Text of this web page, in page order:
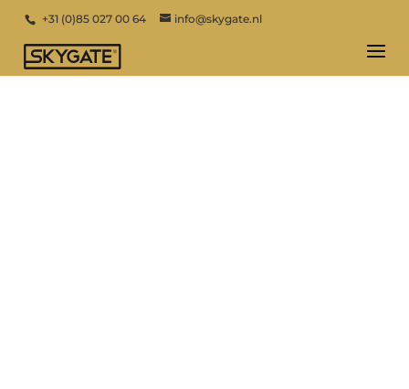
+31 (0)85 027 00 64 info@skygate.nl